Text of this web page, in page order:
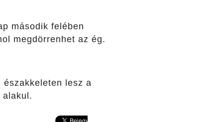
második felében
megdörrenhet az ég.
lesz a
alakul.